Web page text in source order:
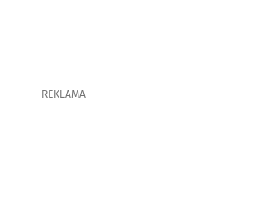
REKLAMA